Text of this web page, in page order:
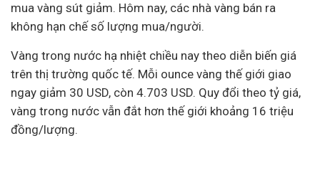
mua vàng sút giảm. Hôm nay, các nhà vàng bán ra
không hạn chế số lượng mua/người.
Vàng trong nước hạ nhiệt chiều nay theo diễn biến giá
trên thị trường quốc tế. Mỗi ounce vàng thế giới giao
ngay giảm 30 USD, còn 4.703 USD. Quy đổi theo tỷ giá,
vàng trong nước vẫn đắt hơn thế giới khoảng 16 triệu
đồng/lượng.